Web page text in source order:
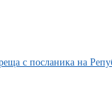
с посланика на